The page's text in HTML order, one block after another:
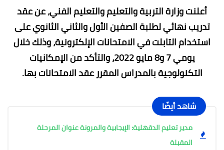
أعلنت وزارة التربية والتعليم والتعليم الفني، عن عقد
تدريب نهائي لطلبة الصفين الأول والثاني الثانوي على
استخدام التابلت في الامتحانات الإلكترونية، وذلك خلال
يومي 7 و8 مايو 2022، والتأكد من الإمكانيات
التكنولوجية بالمدراس المقرر عقد الامتحانات بها.
شاهد أيضًا
مدير تعليم الدقهلية: الإيجابية والمرونة عنوان المرحلة
المقبلة